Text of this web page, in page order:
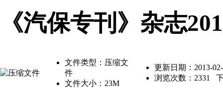
《汽保专刊》杂志
文件类型：压缩文
件
文件大小：23M
更新日期：2013-
浏览次数： 2331